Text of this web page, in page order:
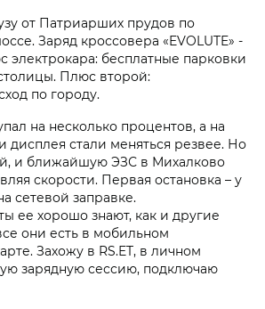
от Патриарших прудов по
Заряд кроссовера «EVOLUTE» -
электрокара: бесплатные парковки
Плюс второй:
по городу.
на несколько процентов, а на
дисплея стали меняться резвее. Но
и ближайшую ЭЗС в Михалково
скорости. Первая остановка – у
сетевой заправке.
ее хорошо знают, как и другие
они есть в мобильном
Захожу в RS.ET, в личном
зарядную сессию, подключаю